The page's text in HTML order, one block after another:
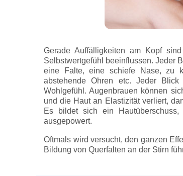
Gerade Auffälligkeiten am Kopf
Selbstwertgefühl beeinflussen. Jeder
eine Falte, eine schiefe Nase, zu
abstehende Ohren etc. Jeder
Wohlgefühl. Augenbrauen können
und die Haut an Elastizität verliert,
Es bildet sich ein
ausgepowert.
Oftmals wird versucht, den ganzen
Bildung von Querfalten an der Stirn